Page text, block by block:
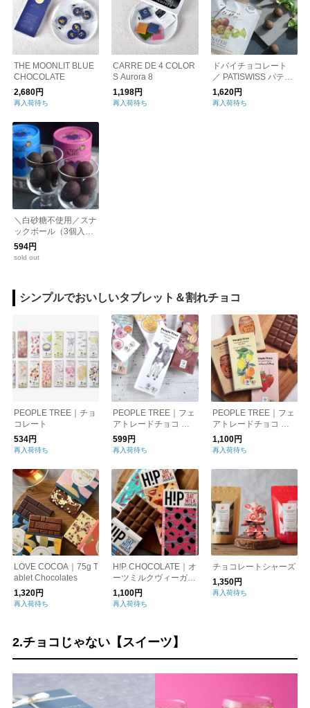
THE MOONLIT BLUE
CHOCOLATE
2,680円
再入荷待ち
CARRE DE 4 COLOR
S Aurora 8
1,198円
再入荷待ち
ドバイチョコレート
／ PATISWISS パティ
スイス バレンタイン
1,620円
再入荷待ち
＼白砂糖不使用／スナ
ックボール（3個入
り）／ TOM&LUKE ト
ムアンドルーク チョ
594円
sold out
シンプルでおいしいタブレット＆割れチョコ
PEOPLE TREE｜チョ
コレート
534円
再入荷待ち
PEOPLE TREE｜フェ
アトレードチョコ 板
チョコ
599円
再入荷待ち
PEOPLE TREE｜フェ
アトレードチョコ フ
ィリングタイプ
1,100円
再入荷待ち
LOVE COCOA｜75g T
ablet Chocolates
1,320円
再入荷待ち
H!P CHOCOLATE｜オ
ーツミルクヴィーガン
ミルクチョコレート
1,100円
再入荷待ち
チョコレートシャーズ
1,350円
再入荷待ち
2.チョコじゃない【スイーツ】